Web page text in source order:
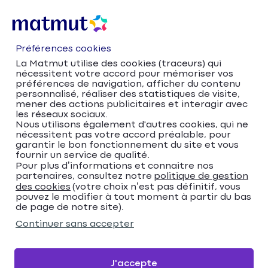
Accueil
Trouver votre agence Matmut
Provence-Alpes-Côte d'Azur
Bouches-du-Rhône
La Ciotat
Matmut Assurances 364A Avenue du Président
Kennedy, La Ciotat
Matmut Assurances
364A Avenue du
Préférences cookies
La Matmut utilise des cookies (traceurs) qui
nécessitent votre accord pour mémoriser vos
préférences de navigation, afficher du contenu
personnalisé, réaliser des statistiques de visite,
mener des actions publicitaires et interagir avec
les réseaux sociaux.
Nous utilisons également d'autres cookies, qui ne
nécessitent pas votre accord préalable, pour
garantir le bon fonctionnement du site et vous
fournir un service de qualité.
Pour plus d’informations et connaitre nos
partenaires, consultez notre politique de gestion
des cookies (votre choix n’est pas définitif, vous
pouvez le modifier à tout moment à partir du bas
de page de notre site).
Continuer sans accepter
J'accepte